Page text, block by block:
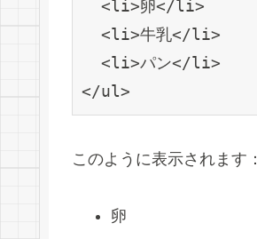
  <li>卵</li>
  <li>牛乳</li>
  <li>パン</li>
</ul>
このように表示されます：
卵